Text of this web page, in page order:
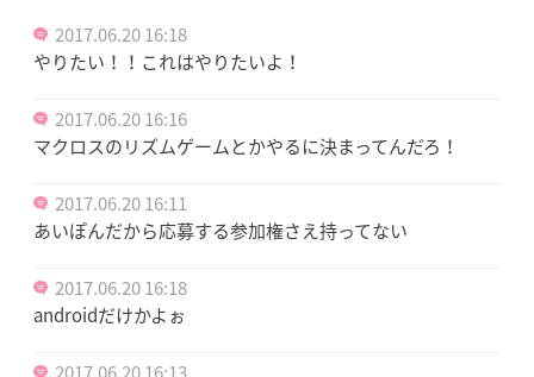
2017.06.20 16:18
やりたい！！これはやりたいよ！
2017.06.20 16:16
マクロスのリズムゲームとかやるに決まってんだろ！
2017.06.20 16:11
あいぽんだから応募する参加権さえ持ってない
2017.06.20 16:18
androidだけかよぉ
2017.06.20 16:13